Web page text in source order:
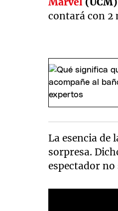
contará con 2
La esencia de
sorpresa.
espectador no